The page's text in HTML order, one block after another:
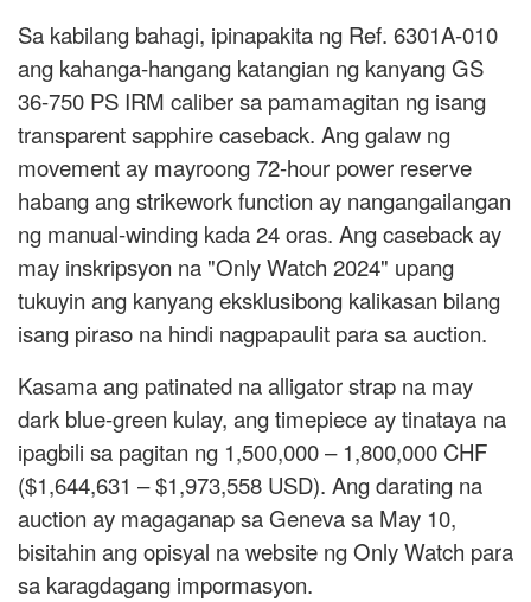
Sa kabilang bahagi, ipinapakita ng Ref. 6301A-010
ang kahanga-hangang katangian ng kanyang GS
36-750 PS IRM caliber sa pamamagitan ng isang
transparent sapphire caseback. Ang galaw ng
movement ay mayroong 72-hour power reserve
habang ang strikework function ay nangangailangan
ng manual-winding kada 24 oras. Ang caseback ay
may inskripsyon na "Only Watch 2024" upang
tukuyin ang kanyang eksklusibong kalikasan bilang
isang piraso na hindi nagpapaulit para sa auction.
Kasama ang patinated na alligator strap na may
dark blue-green kulay, ang timepiece ay tinataya na
ipagbili sa pagitan ng 1,500,000 – 1,800,000 CHF
($1,644,631 – $1,973,558 USD). Ang darating na
auction ay magaganap sa Geneva sa May 10,
bisitahin ang opisyal na website ng Only Watch para
sa karagdagang impormasyon.